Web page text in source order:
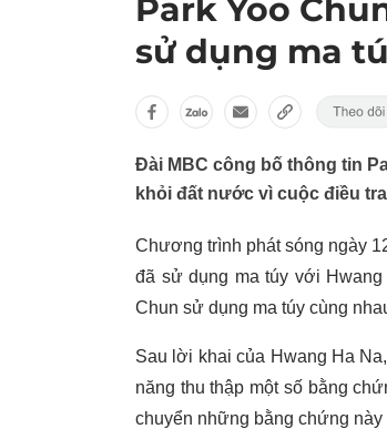
Park Yoo
sử dụng ma
Đài MBC công bố thông tin
khỏi đất nước vì cuộc điều
Chương trình phát sóng ngày
đã sử dụng ma túy với
Chun sử dụng ma túy cùng
Sau lời khai của Hwang Ha
năng thu thập một số bằng
chuyển những bằng chứng này